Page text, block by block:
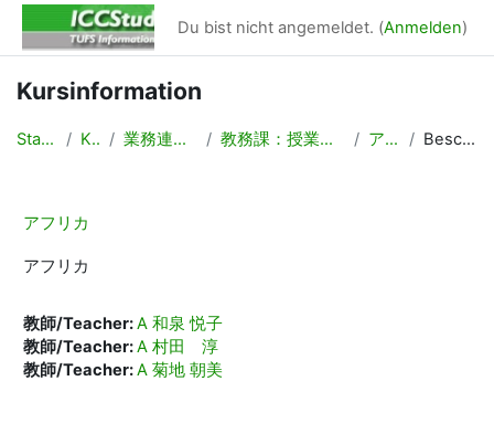
Zum Hauptinhalt
Du bist nicht angemeldet. (Anmelden)
Kursinformation
Startseite Kurse 業務連絡/Backyard 教務課：授業計画，時間割作成 アフリカ Beschreibung
アフリカ
アフリカ
教師/Teacher:A 和泉 悦子
教師/Teacher:A 村田 淳
教師/Teacher:A 菊地 朝美